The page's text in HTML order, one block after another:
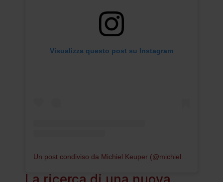
Visualizza questo post su Instagram